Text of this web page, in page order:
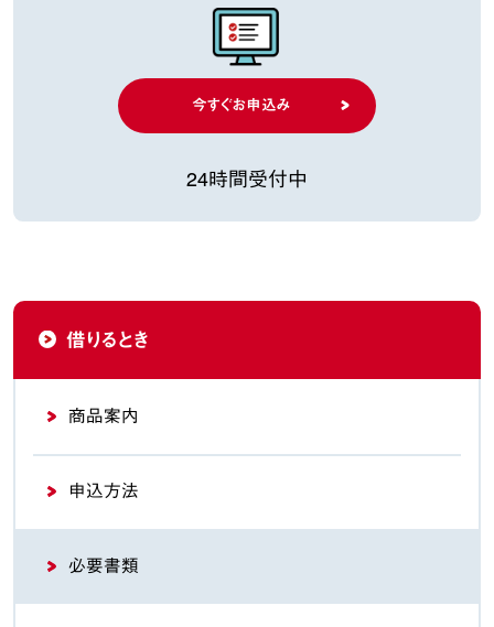
今すぐお申込み
24時間受付中
借りるとき
商品案内
申込方法
必要書類